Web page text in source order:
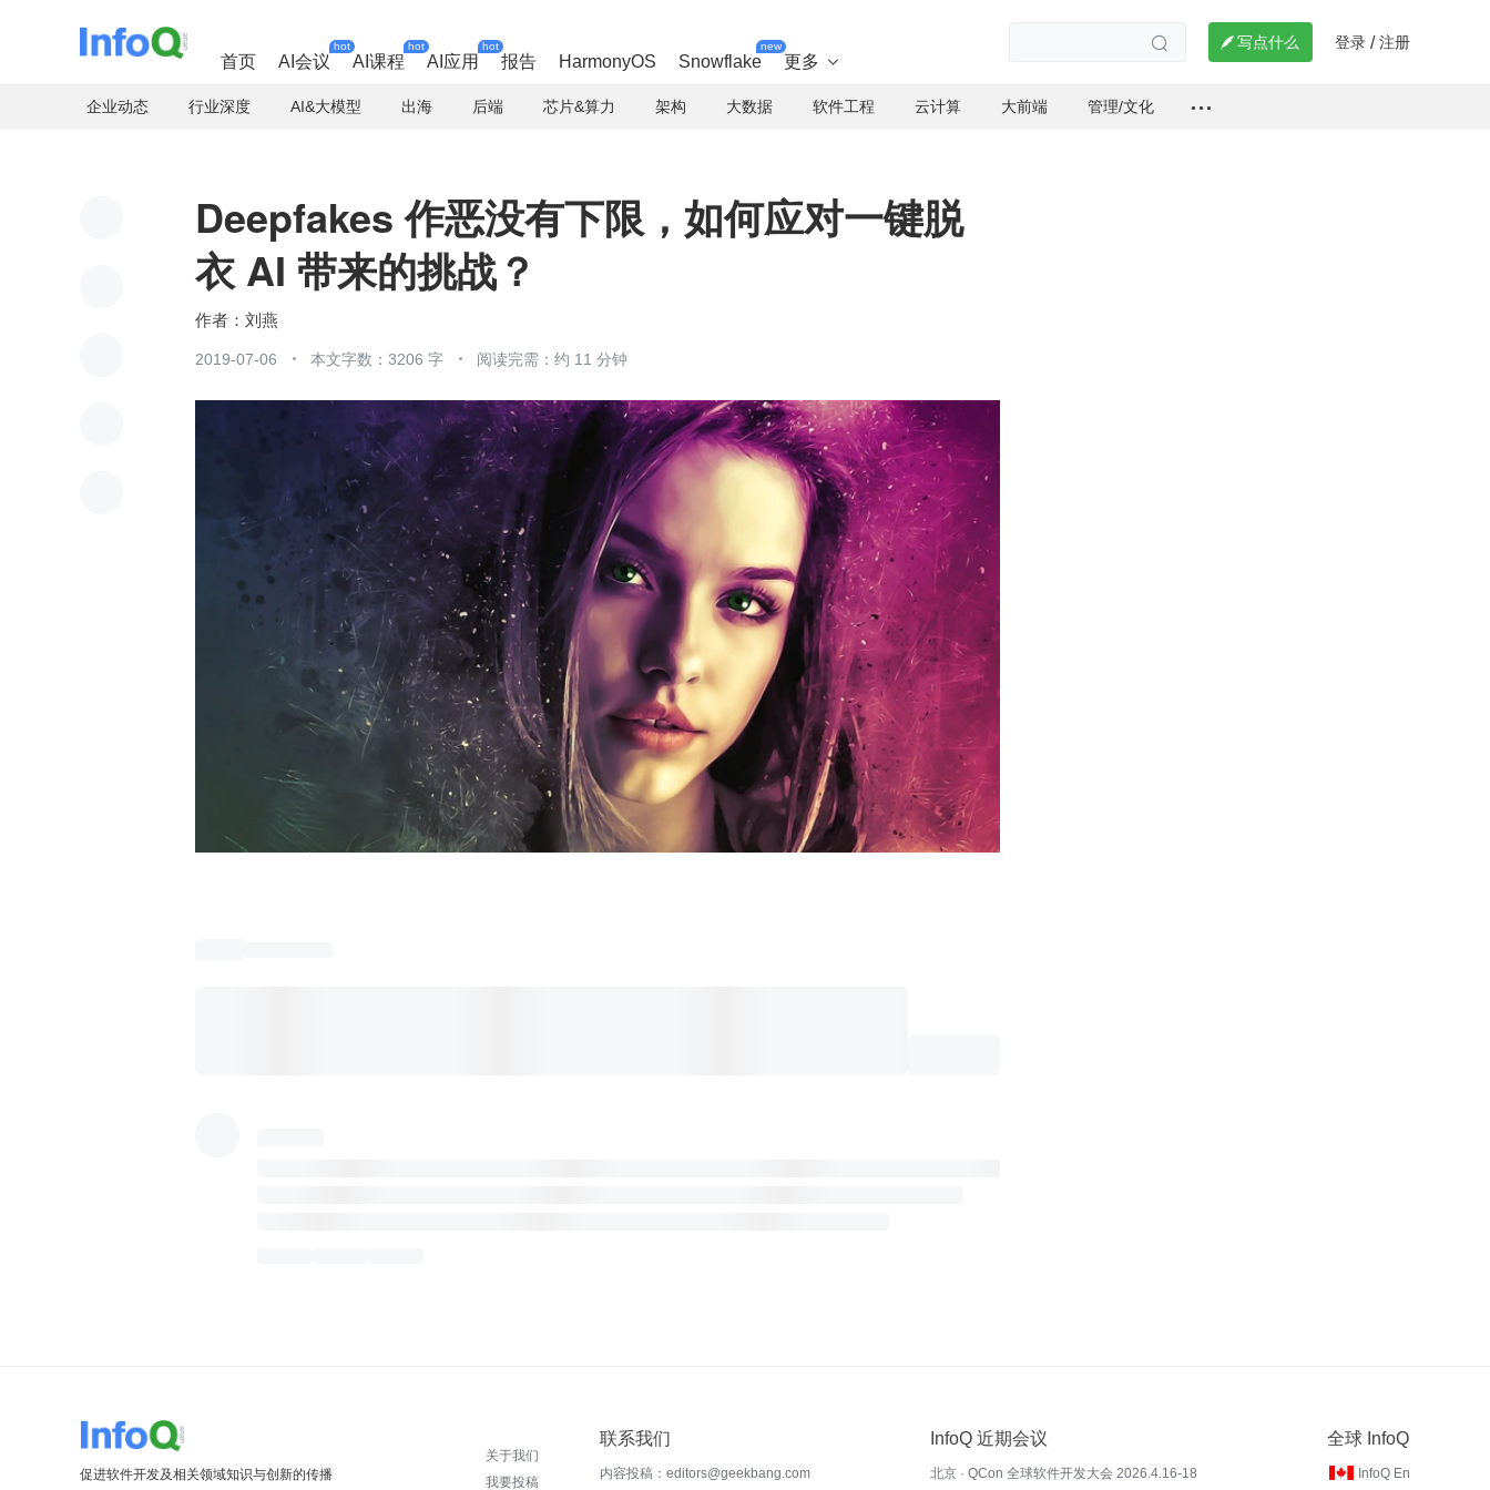
首页 AI会议
hot
AI课程
hot
AI应用
hot
报告 HarmonyOS Snowflake
new
更多 
  写点什么 登录 / 注册
企业动态 行业深度 AI&大模型 出海 后端 芯片&算力 架构 大数据 软件工程 云计算 大前端 管理/文化
Deepfakes 作恶没有下限，如何应对一键脱
衣 AI 带来的挑战？
刘燕
2019-07-06 本文字数：3206 字 阅读完需：约 11 分钟
促进软件开发及相关领域知识与创新的传播
关于我们
我要投稿
联系我们
内容投稿：editors@geekbang.com
InfoQ 近期会议
北京 · QCon 全球软件开发大会 2026.4.16-18
全球 InfoQ
InfoQ En